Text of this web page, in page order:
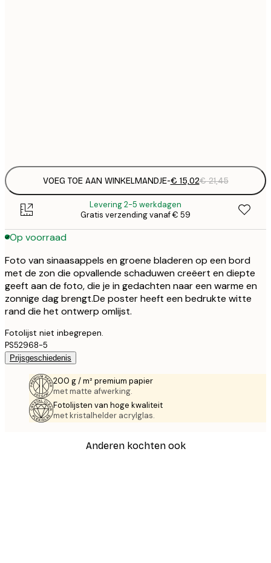
VOEG TOE AAN WINKELMANDJE-€ 15,02€ 21,45
Levering 2-5 werkdagen
Gratis verzending vanaf € 59
Op voorraad
Foto van sinaasappels en groene bladeren op een bord
met de zon die opvallende schaduwen creëert en diepte
geeft aan de foto, die je in gedachten naar een warme en
zonnige dag brengt.De poster heeft een bedrukte witte
rand die het ontwerp omlijst.
Fotolijst niet inbegrepen.
PS52968-5
Prijsgeschiedenis
200 g / m² premium papier
met matte afwerking.
Fotolijsten van hoge kwaliteit
met kristalhelder acrylglas.
Anderen kochten ook